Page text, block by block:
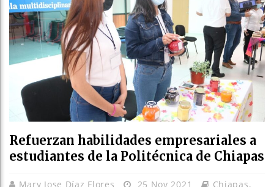
Refuerzan habilidades empresariales a
estudiantes de la Politécnica de Chiapas
Mary Jose Díaz Flores 25 Nov 2021 Chiapas,